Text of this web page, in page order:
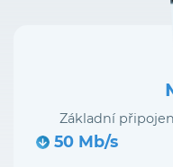
Základní
50 Mb/s